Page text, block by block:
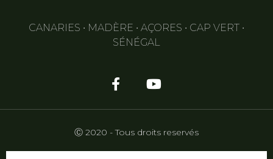
CANARIES • MADÈRE • AÇORES • CAP VERT •
SÉNÉGAL
Ⓒ 2020 - Tous droits reservés